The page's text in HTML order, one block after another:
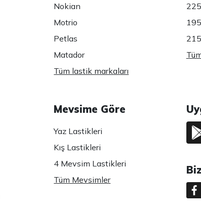
Nokian
Motrio
Petlas
Matador
Tüm lastik markaları
Mevsime Göre
Yaz Lastikleri
Kış Lastikleri
4 Mevsim Lastikleri
Tüm Mevsimler